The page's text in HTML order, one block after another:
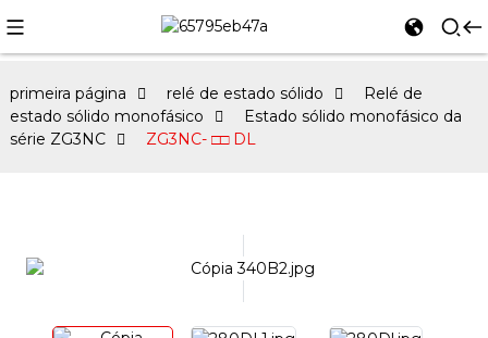
primeira página relé de estado sólido
Relé de
estado sólido monofásico
Estado sólido monofásico da
série ZG3NC
ZG3NC- □□ DL